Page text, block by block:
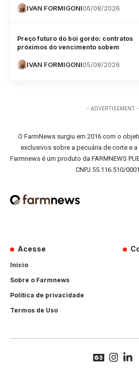
IVAN FORMIGONI06/08/2026
Preço futuro do boi gordo: contratos
próximos do vencimento sobem
IVAN FORMIGONI05/08/2026
- ADVERTISEMENT -
O FarmNews surgiu em 2016 com o
exclusivos sobre a pecuária de corte e
Farmnews é um produto da FARMNEWS
CNPJ 55.116.510/
Acesse
Início
Sobre o Farmnews
Política de privacidade
Termos de Uso